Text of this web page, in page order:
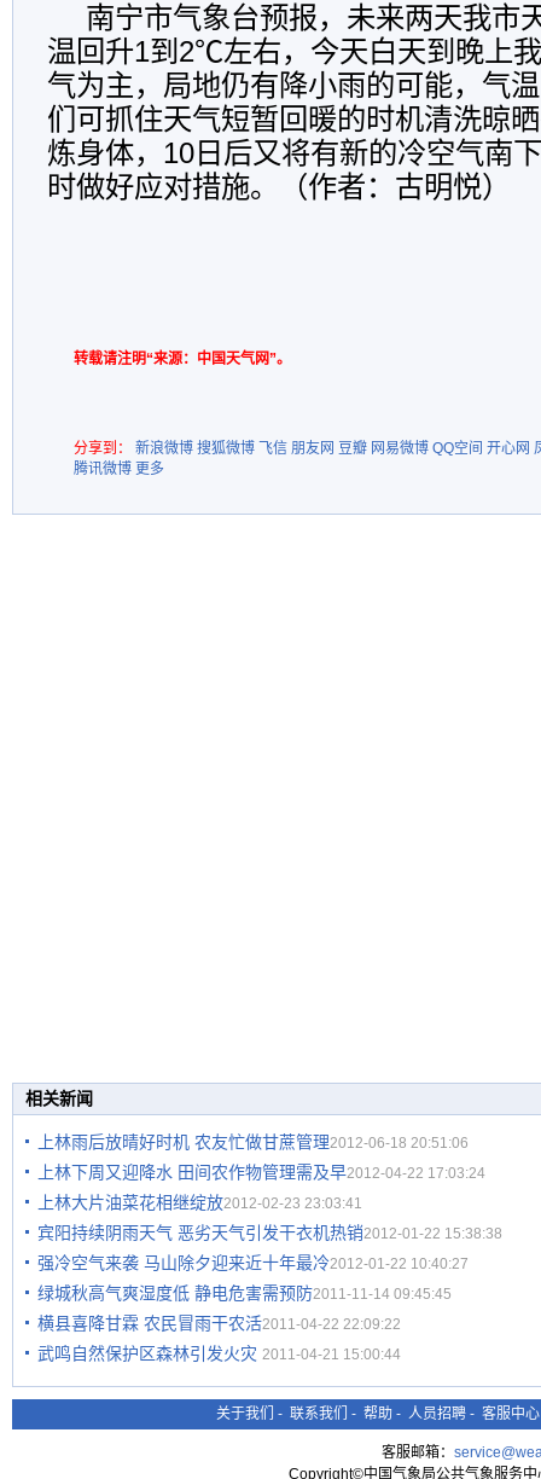
南宁市气象台预报，未来两天我市
温回升1到2℃左右，今天白天到晚上
气为主，局地仍有降小雨的可能，气
们可抓住天气短暂回暖的时机清洗晾
炼身体，10日后又将有新的冷空气南
时做好应对措施。（作者：古明悦）
转载请注明“来源：中国天气网”。
分享到： 新浪微博 搜狐微博 飞信 朋友网 豆瓣 网易微博 QQ空间 开心网
腾讯微博 更多
相关新闻
上林雨后放晴好时机 农友忙做甘蔗管理2012-06-18 20:51:06
上林下周又迎降水 田间农作物管理需及早2012-04-22 17:03:24
上林大片油菜花相继绽放2012-02-23 23:03:41
宾阳持续阴雨天气 恶劣天气引发干衣机热销2012-01-22 15:38:38
强冷空气来袭 马山除夕迎来近十年最冷2012-01-22 10:40:27
绿城秋高气爽湿度低 静电危害需预防2011-11-14 09:45:45
横县喜降甘霖 农民冒雨干农活2011-04-22 22:09:22
武鸣自然保护区森林引发火灾 2011-04-21 15:00:44
关于我们 - 联系我们 - 帮助 - 人员招聘 - 客服中心
客服邮箱：
Copyright©中国气象局公共气象服务